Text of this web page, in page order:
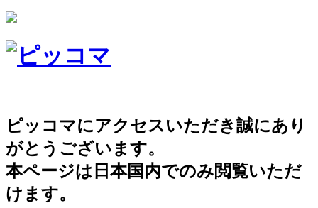
ピッコマにアクセスいただき誠にあり
がとうございます。
本ページは日本国内でのみ閲覧いただ
けます。